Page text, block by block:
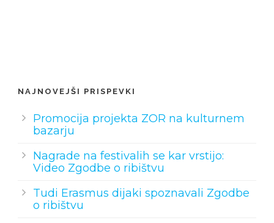
NAJNOVEJŠI PRISPEVKI
Promocija projekta ZOR na kulturnem
bazarju
Nagrade na festivalih se kar vrstijo:
Video Zgodbe o ribištvu
Tudi Erasmus dijaki spoznavali Zgodbe
o ribištvu